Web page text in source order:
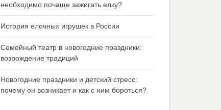
необходимо почаще зажигать елку?
История елочных игрушек в России
Семейный театр в новогодние праздники:
возрождение традиций
Новогодние праздники и детский стресс:
почему он возникает и как с ним бороться?